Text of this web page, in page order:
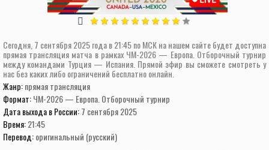
Сегодня, 7 сентября 2025 года в 21:45 по МСК на нашем сайте будет доступна
прямая трансляция матча в рамках ЧМ-2026 — Европа. Отборочный турнир
между командами Турция — Испания. Прямой эфир вы сможете смотреть у
нас без каких либо ограничений бесплатно онлайн.
Жанр:прямая трансляция
Формат:ЧМ-2026 — Европа. Отборочный турнир
Дата выхода в России:7 сентября 2025
Время:21:45
Перевод:оригинальный (русский)